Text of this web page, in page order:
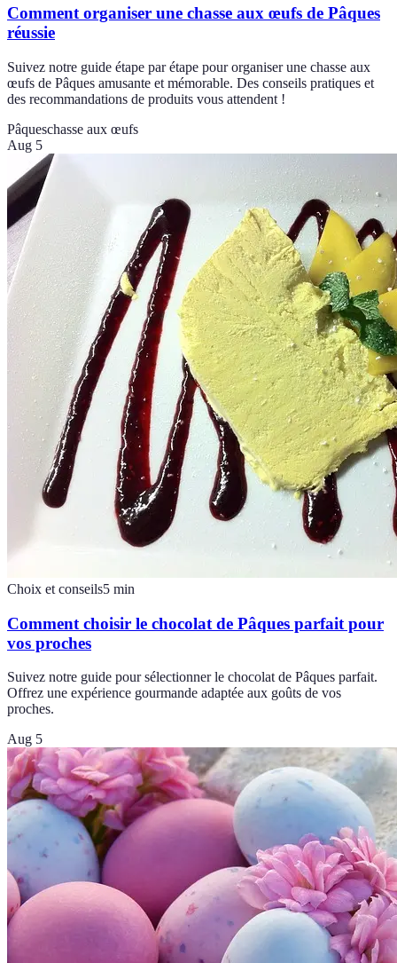
Comment organiser une chasse aux œufs de Pâques
réussie
Suivez notre guide étape par étape pour organiser une chasse aux
œufs de Pâques amusante et mémorable. Des conseils pratiques et
des recommandations de produits vous attendent !
Pâqueschasse aux œufs
Aug 5
Choix et conseils5 min
Comment choisir le chocolat de Pâques parfait pour
vos proches
Suivez notre guide pour sélectionner le chocolat de Pâques parfait.
Offrez une expérience gourmande adaptée aux goûts de vos
proches.
Aug 5